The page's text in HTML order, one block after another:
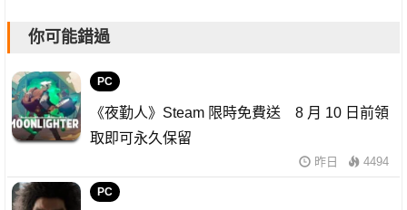
你可能錯過
PC
《夜勤人》Steam 限時免費送 8 月 10 日前領
取即可永久保留
昨日 4494
PC